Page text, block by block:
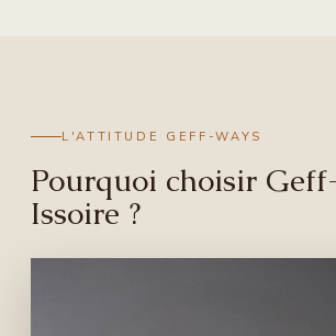
L'ATTITUDE GEFF-WAYS
Pourquoi choisir
Issoire ?